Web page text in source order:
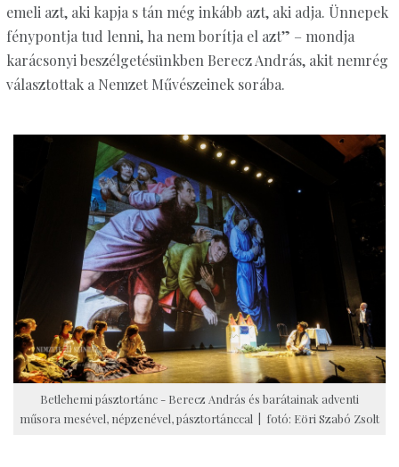
emeli azt, aki kapja s tán még inkább azt, aki adja. Ünnepek
fénypontja tud lenni, ha nem borítja el azt” – mondja
karácsonyi beszélgetésünkben Berecz András, akit nemrég
választottak a Nemzet Művészeinek sorába.
Betlehemi pásztortánc - Berecz András és barátainak adventi
műsora mesével, népzenével, pásztortánccal | fotó: Eöri Szabó Zsolt